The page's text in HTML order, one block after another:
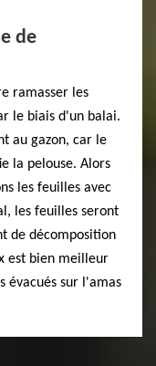
de
ramasser les
le biais d'un balai.
au gazon, car le
la pelouse. Alors
les feuilles avec
les feuilles seront
de décomposition
est bien meilleur
évacués sur l'amas